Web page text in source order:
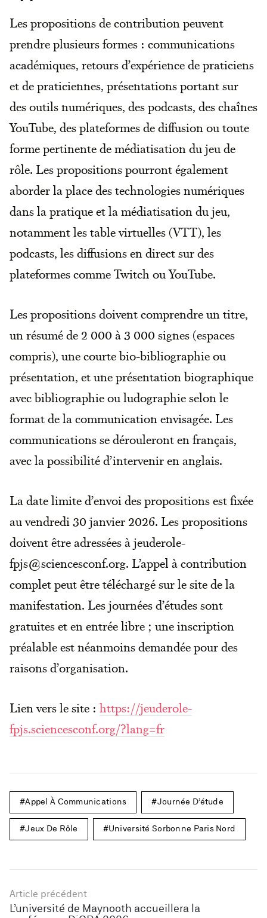
Les propositions de contribution peuvent
prendre plusieurs formes : communications
académiques, retours d’expérience de praticiens
et de praticiennes, présentations portant sur
des outils numériques, des podcasts, des chaînes
YouTube, des plateformes de diffusion ou toute
forme pertinente de médiatisation du jeu de
rôle. Les propositions pourront également
aborder la place des technologies numériques
dans la pratique et la médiatisation du jeu,
notamment les table virtuelles (VTT), les
podcasts, les diffusions en direct sur des
plateformes comme Twitch ou YouTube.
Les propositions doivent comprendre un titre,
un résumé de 2 000 à 3 000 signes (espaces
compris), une courte bio-bibliographie ou
présentation, et une présentation biographique
avec bibliographie ou ludographie selon le
format de la communication envisagée. Les
communications se dérouleront en français,
avec la possibilité d’intervenir en anglais.
La date limite d’envoi des propositions est fixée
au vendredi 30 janvier 2026. Les propositions
doivent être adressées à jeuderole-
fpjs@sciencesconf.org. L’appel à contribution
complet peut être téléchargé sur le site de la
manifestation. Les journées d’études sont
gratuites et en entrée libre ; une inscription
préalable est néanmoins demandée pour des
raisons d’organisation.
Lien vers le site : https://jeuderole-
fpjs.sciencesconf.org/?lang=fr
Appel À Communications Journée D’étude
Jeux De Rôle Université Sorbonne Paris Nord
Article précédent
L’université de Maynooth accueillera la